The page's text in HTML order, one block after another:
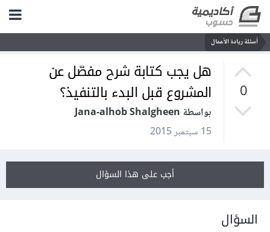
أسئلة ريادة الأعمال
0
هل يجب كتابة شرح مفصّل عن
المشروع قبل البدء بالتنفيذ؟
بواسطة Jana-alhob Shalgheen
15 سبتمبر 2015
أجب على هذا السؤال
السؤال